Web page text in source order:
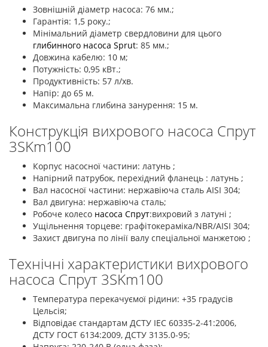
Зовнішній діаметр насоса: 76 мм.;
Гарантія: 1,5 року.;
Мінімальний діаметр свердловини для цього
глибинного насоса Sprut: 85 мм.;
Довжина кабелю: 10 м;
Потужність: 0,95 кВт.;
Продуктивність: 57 л/хв.
Напір: до 65 м.
Максимальна глибина занурення: 15 м.
Конструкція вихрового насоса Спрут
3SKm100
Корпус насосної частини: латунь ;
Напірний патрубок, перехідний фланець : латунь ;
Вал насосної частини: нержавіюча сталь AISI 304;
Вал двигуна: нержавіюча сталь;
Робоче колесо насоса Спрут:вихровий з латуні ;
Ущільнення торцеве: графітокераміка/NBR/AISI 304;
Захист двигуна по лінії валу спеціальної манжетою ;
Технічні характеристики вихрового
насоса Спрут 3SKm100
Температура перекачуємої рідини: +35 градусів
Цельсія;
Відповідає стандартам ДСТУ ІЕС 60335-2-41:2006,
ДСТУ ГОСТ 6134:2009, ДСТУ 3135.0-95;